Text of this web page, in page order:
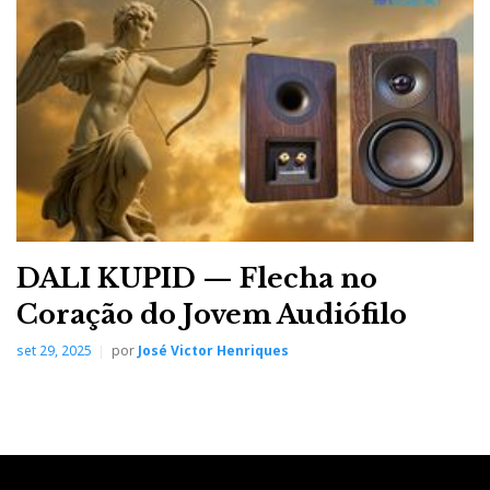
MyDAC e Spirit One: les beaux esprits se rencontrent
DALI KUPID — Flecha no
Coração do Jovem Audiófilo
set 29, 2025 por José Victor Henriques